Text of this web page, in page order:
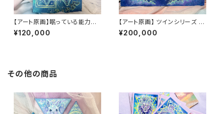
【アート原画】眠っている能力を
呼び起こす オオカミ 1点もの ア
クリル画
¥120,000
【アート原画】 ツインシリーズ ハ
スキー 1点もの アクリル画
¥200,000
その他の商品